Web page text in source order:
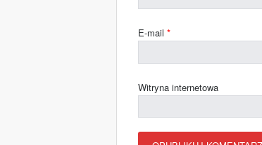
E-mail *
Witryna internetowa